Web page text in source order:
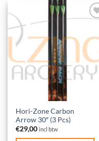
Hori-Zone Carbon
Arrow 30″ (3 Pcs)
€29,00 incl btw